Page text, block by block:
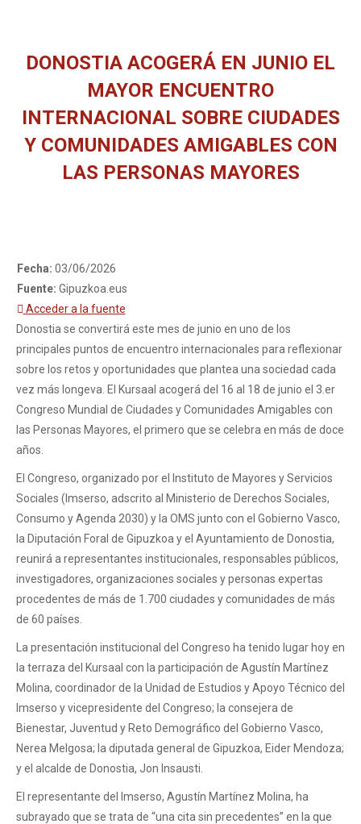
DONOSTIA ACOGERÁ EN JUNIO EL
MAYOR ENCUENTRO
INTERNACIONAL SOBRE CIUDADES
Y COMUNIDADES AMIGABLES CON
LAS PERSONAS MAYORES
Fecha: 03/06/2026
Fuente: Gipuzkoa.eus
Acceder a la fuente
Donostia se convertirá este mes de junio en uno de los
principales puntos de encuentro internacionales para reflexionar
sobre los retos y oportunidades que plantea una sociedad cada
vez más longeva. El Kursaal acogerá del 16 al 18 de junio el 3.er
Congreso Mundial de Ciudades y Comunidades Amigables con
las Personas Mayores, el primero que se celebra en más de doce
años.
El Congreso, organizado por el Instituto de Mayores y Servicios
Sociales (Imserso, adscrito al Ministerio de Derechos Sociales,
Consumo y Agenda 2030) y la OMS junto con el Gobierno Vasco,
la Diputación Foral de Gipuzkoa y el Ayuntamiento de Donostia,
reunirá a representantes institucionales, responsables públicos,
investigadores, organizaciones sociales y personas expertas
procedentes de más de 1.700 ciudades y comunidades de más
de 60 países.
La presentación institucional del Congreso ha tenido lugar hoy en
la terraza del Kursaal con la participación de Agustín Martínez
Molina, coordinador de la Unidad de Estudios y Apoyo Técnico del
Imserso y vicepresidente del Congreso; la consejera de
Bienestar, Juventud y Reto Demográfico del Gobierno Vasco,
Nerea Melgosa; la diputada general de Gipuzkoa, Eider Mendoza;
y el alcalde de Donostia, Jon Insausti.
El representante del Imserso, Agustín Martínez Molina, ha
subrayado que se trata de “una cita sin precedentes” en la que